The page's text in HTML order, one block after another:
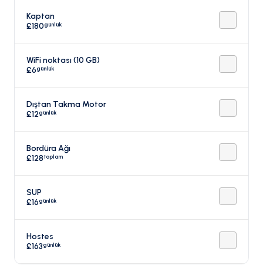
Kaptan
£180günlük
WiFi noktası (10 GB)
£6günlük
Dıştan Takma Motor
£12günlük
Bordüra Ağı
£128toplam
SUP
£16günlük
Hostes
£163günlük